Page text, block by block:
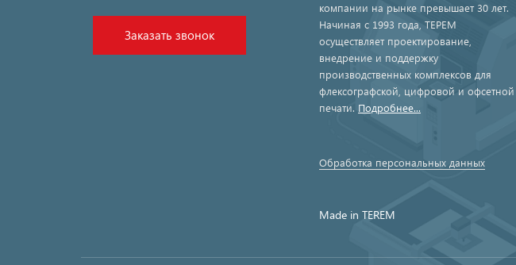
Заказать звонок
компании на рынке превышает 30 лет.
Начиная с 1993 года, ТЕРЕМ
осуществляет проектирование,
внедрение и поддержку
производственных комплексов для
флексографской, цифровой и офсетной
печати. Подробнее...
Обработка персональных данных
Made in TEREM